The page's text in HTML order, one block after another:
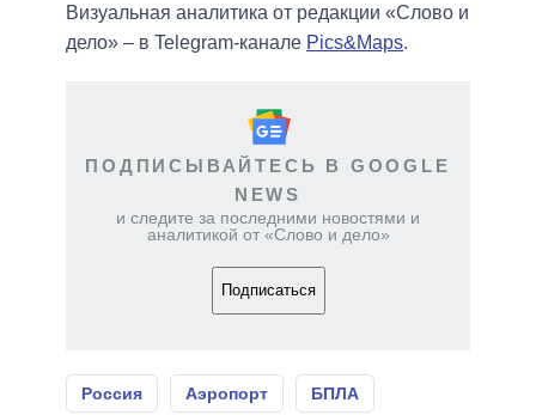
Визуальная аналитика от редакции «Слово и
дело» – в Telegram-канале Pics&Maps.
ПОДПИСЫВАЙТЕСЬ В GOOGLE
NEWS
и следите за последними новостями и
аналитикой от «Слово и дело»
Подписаться
Россия Аэропорт БПЛА